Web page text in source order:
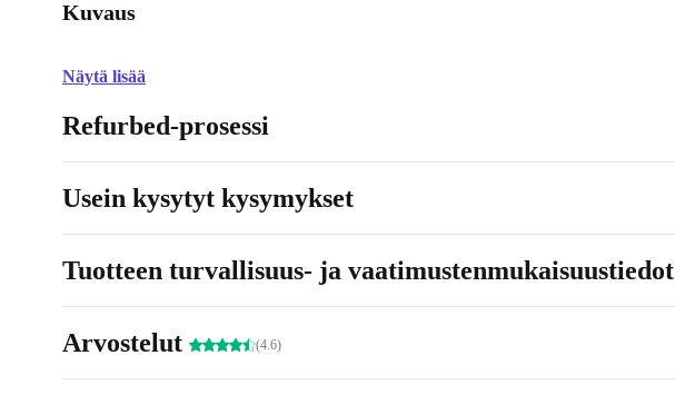
Kuvaus
Näytä lisää
Refurbed-prosessi
Usein kysytyt kysymykset
Tuotteen turvallisuus- ja vaatimustenmukaisuustiedot
Arvostelut (4.6)